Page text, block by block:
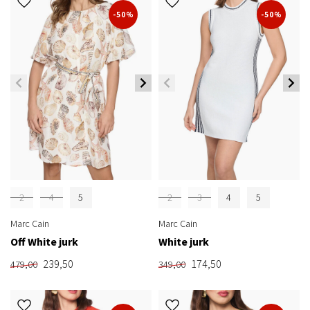
-50%
2 4 5
Marc Cain
Off White jurk
479,00 239,50
-50%
2 3 4 5
Marc Cain
White jurk
349,00 174,50